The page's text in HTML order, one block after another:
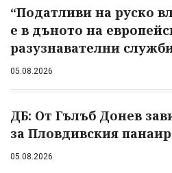
“Податливи на руско
е в дъното на
разузнавателни
05.08.2026
ДБ: От Гълъб Донев
за Пловдивския
05.08.2026